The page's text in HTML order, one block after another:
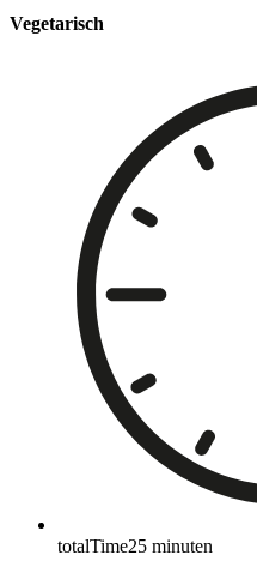
Vegetarisch
totalTime25 minuten